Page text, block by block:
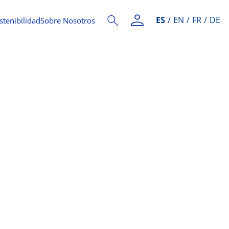
Sobre Nosotros ES EN FR DE